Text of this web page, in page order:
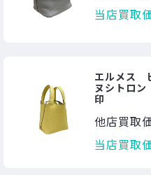
当店買取
エルメス
ヌシトロ
印
他店買取
当店買取